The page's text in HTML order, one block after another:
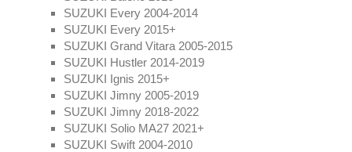
SUZUKI Every 2004-2014
SUZUKI Every 2015+
SUZUKI Grand Vitara 2005-2015
SUZUKI Hustler 2014-2019
SUZUKI Ignis 2015+
SUZUKI Jimny 2005-2019
SUZUKI Jimny 2018-2022
SUZUKI Solio MA27 2021+
SUZUKI Swift 2004-2010